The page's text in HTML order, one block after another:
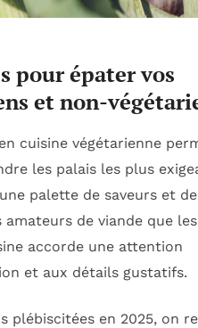
pour épater vos
et non-
cuisine végétarienne
les palais les plus
palette de saveurs et
de viande que
accorde une attention
et aux détails gustatifs.
plébiscitées en 2025, on